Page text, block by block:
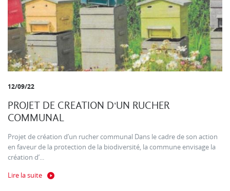
12/09/22
PROJET DE CREATION D'UN RUCHER
COMMUNAL
Projet de création d’un rucher communal Dans le cadre de son action
en faveur de la protection de la biodiversité, la commune envisage la
création d’...
Lire la suite